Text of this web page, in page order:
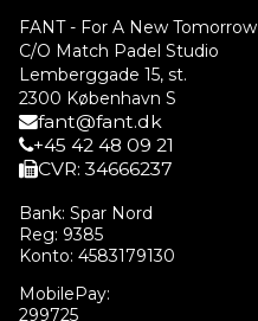
FANT - For A New Tomorrow
C/O Match Padel Studio
Lemberggade 15, st.
2300 København S
fant@fant.dk
+45 42 48 09 21
CVR: 34666237
Bank: Spar Nord
Reg: 9385
Konto: 4583179130
MobilePay:
299725